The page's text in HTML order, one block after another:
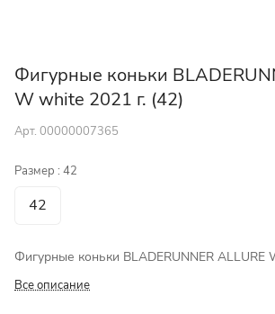
Фигурные коньки
W white 2021 г. (42)
Арт. 00000007365
Размер : 42
42
Фигурные коньки BLADERUNNER ALLURE
Все описание